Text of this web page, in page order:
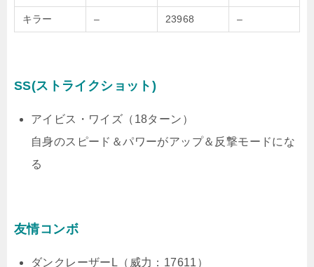
キラー – 23968 –
SS(ストライクショット)
アイビス・ワイズ（18ターン）
自身のスピード＆パワーがアップ＆反撃モードにな
る
友情コンボ
ダンクレーザーL（威力：17611）